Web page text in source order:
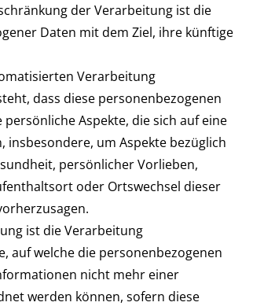
der Verarbeitung ist die
Daten mit dem Ziel, ihre künftige
Verarbeitung
dass diese personenbezogenen
Aspekte, die sich auf eine
um Aspekte bezüglich
persönlicher Vorlieben,
oder Ortswechsel dieser
ist die Verarbeitung
auf welche die personenbezogenen
nicht mehr einer
werden können, sofern diese